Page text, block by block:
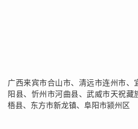
广西来宾市合山市、清远市连州市、
阳县、忻州市河曲县、武威市天祝藏
梧县、东方市新龙镇、阜阳市颍州区